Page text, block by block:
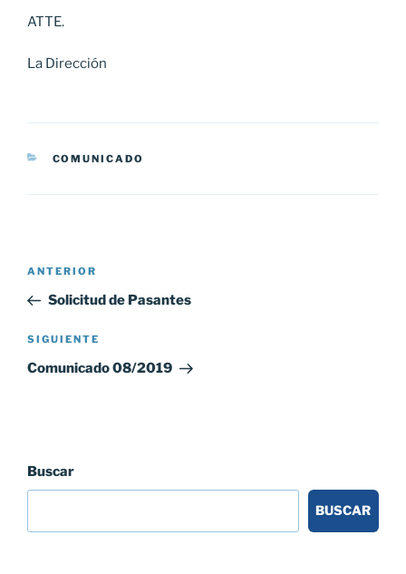
ATTE.
La Dirección
CATEGORÍAS
COMUNICADO
Navegación
entradas
Entrada
anterior:
ANTERIOR
Solicitud de Pasantes
Siguiente
entrada
SIGUIENTE
Comunicado 08/2019
Buscar
BUSCAR